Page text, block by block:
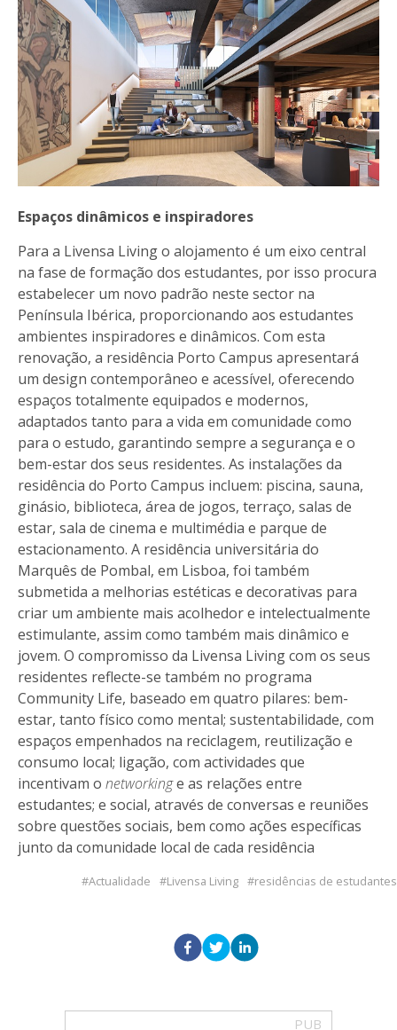
Espaços dinâmicos e inspiradores
Para a Livensa Living o alojamento é um eixo central
na fase de formação dos estudantes, por isso procura
estabelecer um novo padrão neste sector na
Península Ibérica, proporcionando aos estudantes
ambientes inspiradores e dinâmicos. Com esta
renovação, a residência Porto Campus apresentará
um design contemporâneo e acessível, oferecendo
espaços totalmente equipados e modernos,
adaptados tanto para a vida em comunidade como
para o estudo, garantindo sempre a segurança e o
bem-estar dos seus residentes. As instalações da
residência do Porto Campus incluem: piscina, sauna,
ginásio, biblioteca, área de jogos, terraço, salas de
estar, sala de cinema e multimédia e parque de
estacionamento. A residência universitária do
Marquês de Pombal, em Lisboa, foi também
submetida a melhorias estéticas e decorativas para
criar um ambiente mais acolhedor e intelectualmente
estimulante, assim como também mais dinâmico e
jovem. O compromisso da Livensa Living com os seus
residentes reflecte-se também no programa
Community Life, baseado em quatro pilares: bem-
estar, tanto físico como mental; sustentabilidade, com
espaços empenhados na reciclagem, reutilização e
consumo local; ligação, com actividades que
incentivam o networkinge as relações entre
estudantes; e social, através de conversas e reuniões
sobre questões sociais, bem como ações específicas
junto da comunidade local de cada residência
Actualidade Livensa Living residências de estudantes
PUB